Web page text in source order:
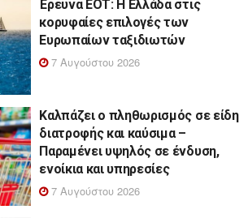
Έρευνα ΕΟΤ: Η Ελλάδα στις
κορυφαίες επιλογές των
Ευρωπαίων ταξιδιωτών
7 Αυγούστου 2026
Καλπάζει ο πληθωρισμός σε είδη
διατροφής και καύσιμα –
Παραμένει υψηλός σε ένδυση,
ενοίκια και υπηρεσίες
7 Αυγούστου 2026